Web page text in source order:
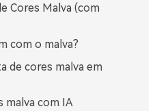
Cores Malva (com
com o malva?
de cores malva em
malva com IA